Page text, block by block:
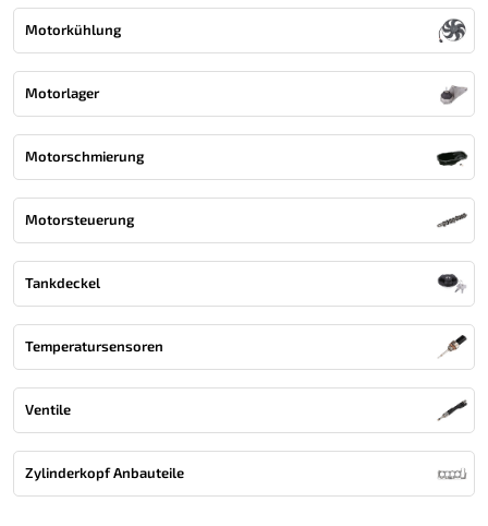
Motorkühlung
Motorlager
Motorschmierung
Motorsteuerung
Tankdeckel
Temperatursensoren
Ventile
Zylinderkopf Anbauteile